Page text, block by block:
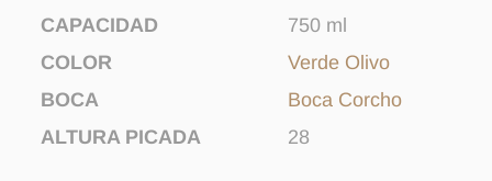
CAPACIDAD
750 ml
COLOR
Verde Olivo
BOCA
Boca Corcho
ALTURA PICADA
28